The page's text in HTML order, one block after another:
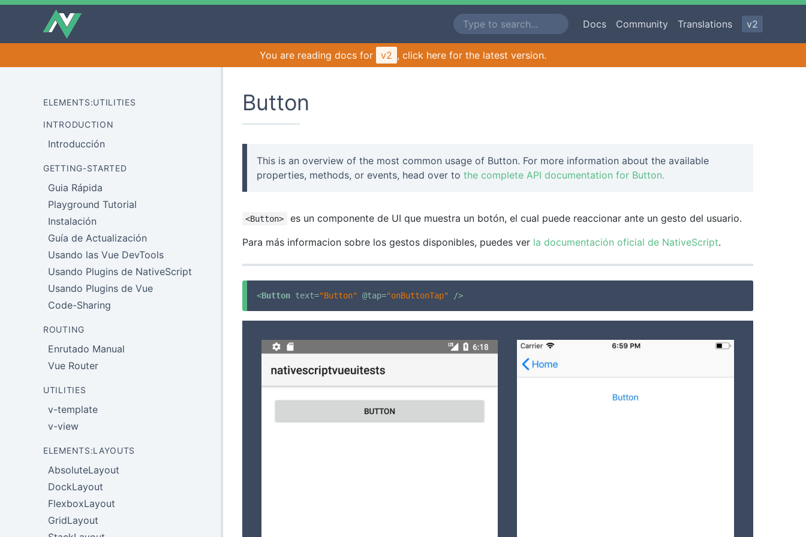
Docs Community Translations v2
You are reading docs for v2 , click here for the latest version.
ELEMENTS:UTILITIES
INTRODUCTION
Introducción
GETTING-STARTED
Guia Rápida
Playground Tutorial
Instalación
Guía de Actualización
Usando las Vue DevTools
Usando Plugins de NativeScript
Usando Plugins de Vue
Code-Sharing
ROUTING
Enrutado Manual
Vue Router
UTILITIES
v-template
v-view
ELEMENTS:LAYOUTS
AbsoluteLayout
DockLayout
FlexboxLayout
GridLayout
Button
This is an overview of the most common usage of Button. For more information about the available
properties, methods, or events, head over to the complete API documentation for Button.
<Button>
es un componente de UI que muestra un botón, el cual puede reaccionar ante un gesto del usuario.
Para más informacion sobre los gestos disponibles, puedes ver la documentación oficial de NativeScript.
<Button text="Button" @tap="onButtonTap" />